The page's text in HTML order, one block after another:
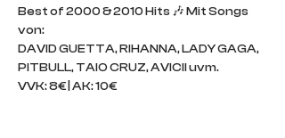
Best of 2000 & 2010 Hits 🎶 Mit Songs
von:
DAVID GUETTA, RIHANNA, LADY GAGA,
PITBULL, TAIO CRUZ, AVICII uvm.
VVK: 8€ | AK: 10€